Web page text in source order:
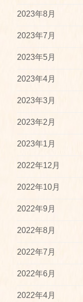
2023年8月
2023年7月
2023年5月
2023年4月
2023年3月
2023年2月
2023年1月
2022年12月
2022年10月
2022年9月
2022年8月
2022年7月
2022年6月
2022年4月